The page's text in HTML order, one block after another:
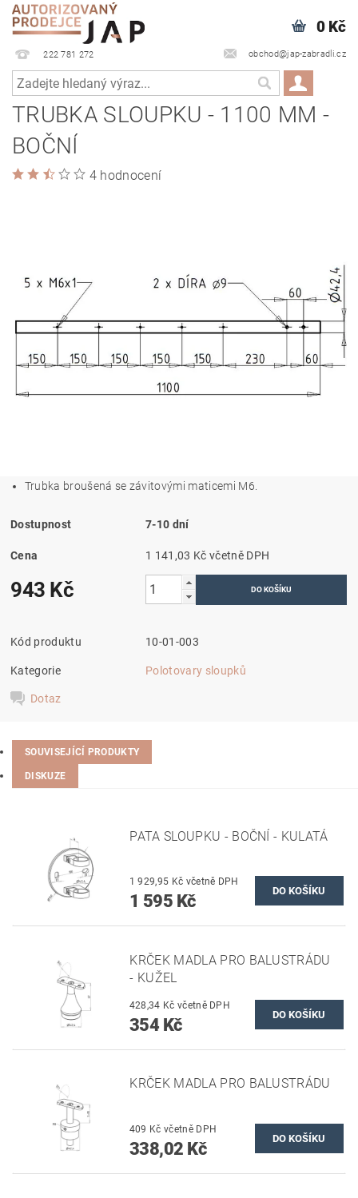
222 781 272 obchod@jap-zabradli.cz
0 Kč
TRUBKA SLOUPKU - 1100 MM -
BOČNÍ
4 hodnocení
Trubka broušená se závitovými maticemi M6.
Dostupnost 7-10 dní
Cena 1 141,03 Kč včetně DPH
943 Kč
Kód produktu 10-01-003
Kategorie Polotovary sloupků
Dotaz
SOUVISEJÍCÍ PRODUKTY
DISKUZE
PATA SLOUPKU - BOČNÍ - KULATÁ
1 929,95 Kč včetně DPH
1 595 Kč
KRČEK MADLA PRO BALUSTRÁDU
- KUŽEL
428,34 Kč včetně DPH
354 Kč
KRČEK MADLA PRO BALUSTRÁDU
409 Kč včetně DPH
338,02 Kč